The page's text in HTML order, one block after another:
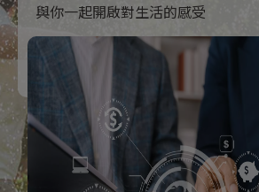
與你一起開啟對生活的感受